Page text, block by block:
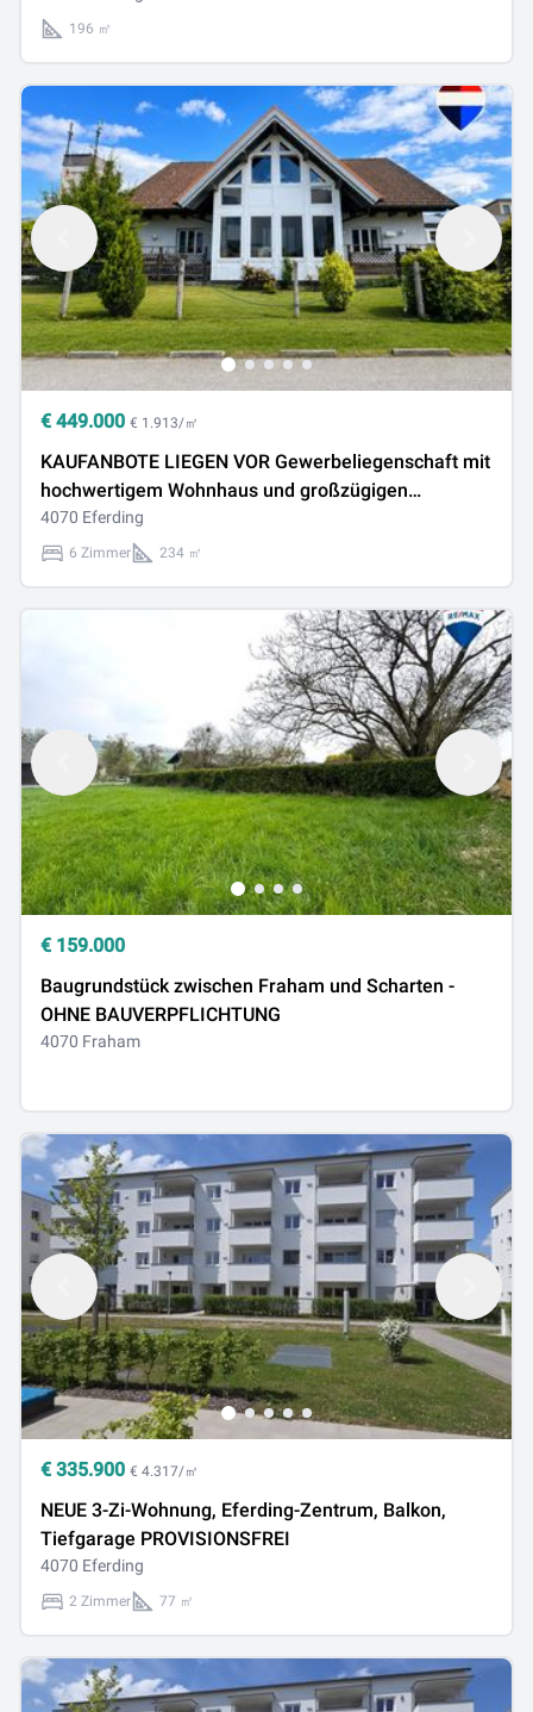
196 ㎡
€ 449.000 € 1.913/㎡
KAUFANBOTE LIEGEN VOR Gewerbeliegenschaft mit
hochwertigem Wohnhaus und großzügigen
Freiflächen in Pupping
4070 Eferding
6 Zimmer 234 ㎡
€ 159.000
Baugrundstück zwischen Fraham und Scharten -
OHNE BAUVERPFLICHTUNG
4070 Fraham
€ 335.900 € 4.317/㎡
NEUE 3-Zi-Wohnung, Eferding-Zentrum, Balkon,
Tiefgarage PROVISIONSFREI
4070 Eferding
2 Zimmer 77 ㎡